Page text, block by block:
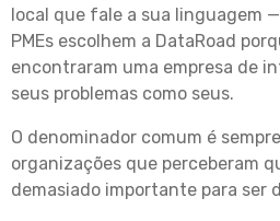
local que fale a sua linguagem
PMEs escolhem a DataRoad
encontraram uma empresa de
seus problemas como seus.
O denominador comum é
organizações que perceberam
demasiado importante para ser